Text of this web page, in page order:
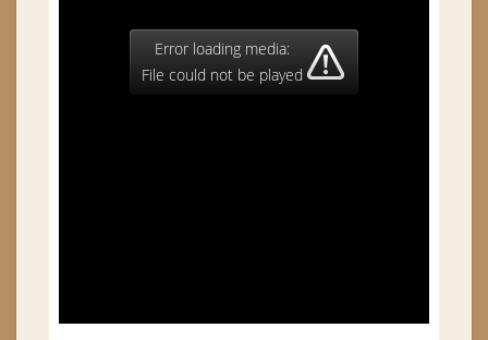
Error loading media:
File could not be played